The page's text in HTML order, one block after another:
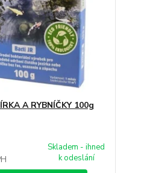
A RYBNÍČKY 100g
Skladem - ihned
k odeslání